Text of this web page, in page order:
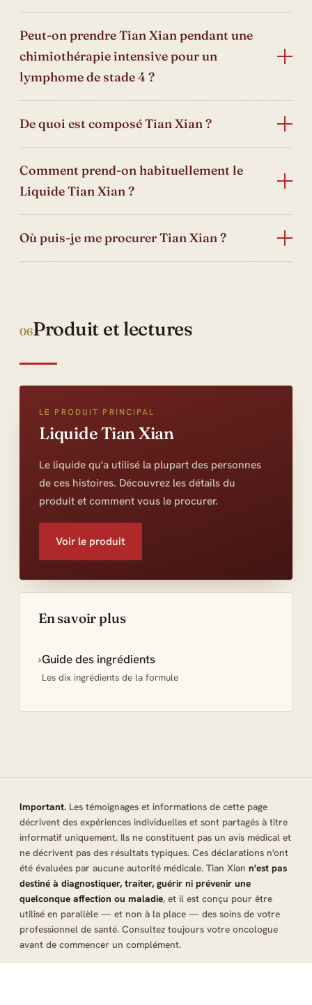
Peut-on prendre Tian Xian pendant une
chimiothérapie intensive pour un
lymphome de stade 4 ?
De quoi est composé Tian Xian ?
Comment prend-on habituellement le
Liquide Tian Xian ?
Où puis-je me procurer Tian Xian ?
06Produit et lectures
LE PRODUIT PRINCIPAL
Liquide Tian Xian
Le liquide qu'a utilisé la plupart des personnes
de ces histoires. Découvrez les détails du
produit et comment vous le procurer.
Voir le produit
En savoir plus
›Guide des ingrédients
Les dix ingrédients de la formule
Important. Les témoignages et informations de cette page
décrivent des expériences individuelles et sont partagés à titre
informatif uniquement. Ils ne constituent pas un avis médical et
ne décrivent pas des résultats typiques. Ces déclarations n'ont
été évaluées par aucune autorité médicale. Tian Xian n'est pas
destiné à diagnostiquer, traiter, guérir ni prévenir une
quelconque affection ou maladie, et il est conçu pour être
utilisé en parallèle — et non à la place — des soins de votre
professionnel de santé. Consultez toujours votre oncologue
avant de commencer un complément.